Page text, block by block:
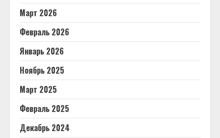
Март 2026
Февраль 2026
Январь 2026
Ноябрь 2025
Март 2025
Февраль 2025
Декабрь 2024